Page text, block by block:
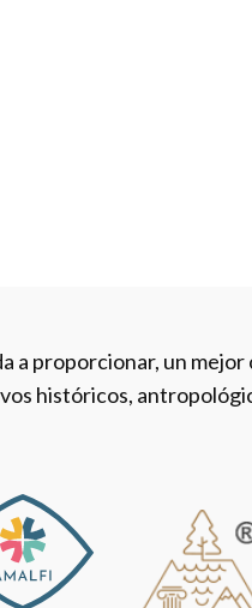
a proporcionar, un
históricos,